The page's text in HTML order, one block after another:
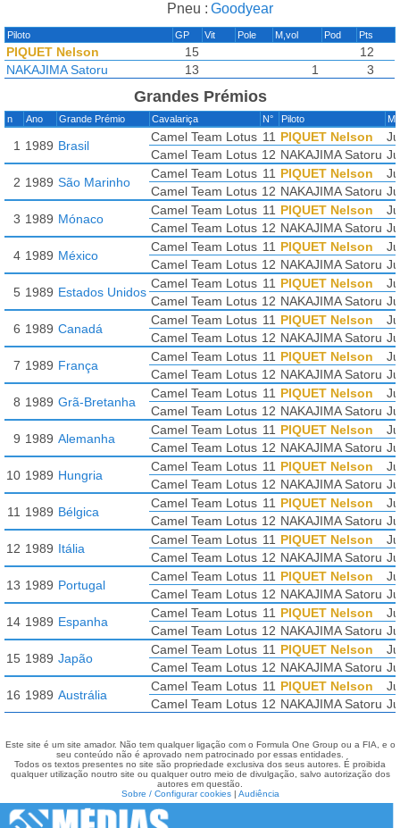
Pneu : Goodyear
Piloto GP Vit Pole M,vol Pod Pts
PIQUET Nelson 15
12
NAKAJIMA Satoru
13 1 3
Grandes Prémios
n Ano Grande Prémio Cavalariça N° Piloto
1 1989 Brasil
Camel Team Lotus 11 PIQUET Nelson
Camel Team Lotus 12 NAKAJIMA Satoru
2 1989 São Marinho
Camel Team Lotus 11 PIQUET Nelson
Camel Team Lotus 12 NAKAJIMA Satoru
3 1989 Mónaco
Camel Team Lotus 11 PIQUET Nelson
Camel Team Lotus 12 NAKAJIMA Satoru
4 1989 México
Camel Team Lotus 11 PIQUET Nelson
Camel Team Lotus 12 NAKAJIMA Satoru
5 1989 Estados Unidos
Camel Team Lotus 11 PIQUET Nelson
Camel Team Lotus 12 NAKAJIMA Satoru
6 1989 Canadá
Camel Team Lotus 11 PIQUET Nelson
Camel Team Lotus 12 NAKAJIMA Satoru
7 1989 França
Camel Team Lotus 11 PIQUET Nelson
Camel Team Lotus 12 NAKAJIMA Satoru
8 1989 Grã-Bretanha
Camel Team Lotus 11 PIQUET Nelson
Camel Team Lotus 12 NAKAJIMA Satoru
9 1989 Alemanha
Camel Team Lotus 11 PIQUET Nelson
Camel Team Lotus 12 NAKAJIMA Satoru
10 1989 Hungria
Camel Team Lotus 11 PIQUET Nelson
Camel Team Lotus 12 NAKAJIMA Satoru
11 1989 Bélgica
Camel Team Lotus 11 PIQUET Nelson
Camel Team Lotus 12 NAKAJIMA Satoru
12 1989 Itália
Camel Team Lotus 11 PIQUET Nelson
Camel Team Lotus 12 NAKAJIMA Satoru
13 1989 Portugal
Camel Team Lotus 11 PIQUET Nelson
Camel Team Lotus 12 NAKAJIMA Satoru
14 1989 Espanha
Camel Team Lotus 11 PIQUET Nelson
Camel Team Lotus 12 NAKAJIMA Satoru
15 1989 Japão
Camel Team Lotus 11 PIQUET Nelson
Camel Team Lotus 12 NAKAJIMA Satoru
16 1989 Austrália
Camel Team Lotus 11 PIQUET Nelson
Camel Team Lotus 12 NAKAJIMA Satoru
Este site é um site amador. Não tem qualquer ligação com o Formula One Group ou a FIA, e o
seu conteúdo não é aprovado nem patrocinado por essas entidades.
Todos os textos presentes no site são propriedade exclusiva dos seus autores. É proibida
qualquer utilização noutro site ou qualquer outro meio de divulgação, salvo autorização dos
autores em questão.
Sobre / Configurar cookies| Audiência